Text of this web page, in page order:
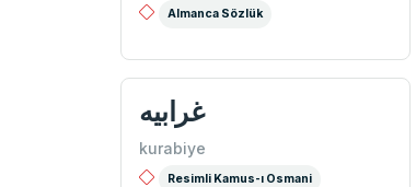
Almanca Sözlük
غرابيه
kurabiye
Resimli Kamus-ı Osmani